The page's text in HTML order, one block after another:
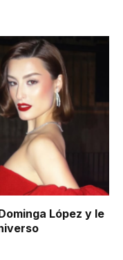
López y le